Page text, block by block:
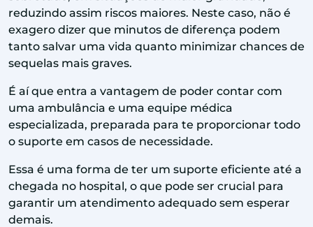
reduzindo assim riscos maiores. Neste caso, não é
exagero dizer que minutos de diferença podem
tanto salvar uma vida quanto minimizar chances de
sequelas mais graves.
É aí que entra a vantagem de poder contar com
uma ambulância e uma equipe médica
especializada, preparada para te proporcionar todo
o suporte em casos de necessidade.
Essa é uma forma de ter um suporte eficiente até a
chegada no hospital, o que pode ser crucial para
garantir um atendimento adequado sem esperar
demais.